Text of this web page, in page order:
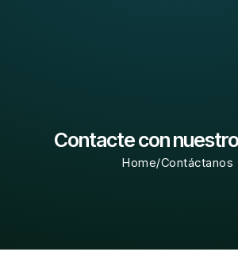
Contacte con nuestro
Home/Contáctanos